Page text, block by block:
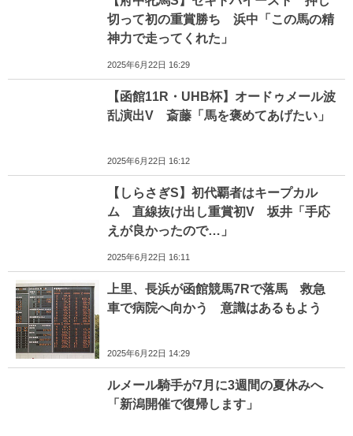
切って初の重賞勝ち 浜中「この馬の精
神力で走ってくれた」
2025年6月22日 16:29
【函館11R・UHB杯】オードゥメール波
乱演出V 斎藤「馬を褒めてあげたい」
2025年6月22日 16:12
【しらさぎS】初代覇者はキープカル
ム 直線抜け出し重賞初V 坂井「手応
えが良かったので…」
2025年6月22日 16:11
上里、長浜が函館競馬7Rで落馬 救急
車で病院へ向かう 意識はあるもよう
2025年6月22日 14:29
ルメール騎手が7月に3週間の夏休みへ
「新潟開催で復帰します」